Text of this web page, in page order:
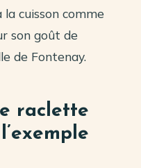
cuisson comme
son goût de
de Fontenay.
raclette